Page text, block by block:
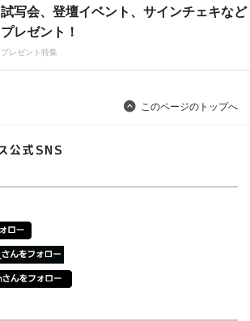
試写会、登壇イベント、サインチェキなど
プレゼント！
プレゼント特集
このページのトップへ